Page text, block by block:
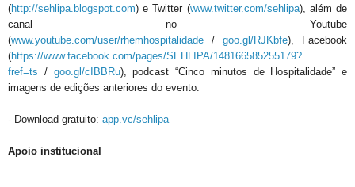
(http://sehlipa.blogspot.com) e Twitter (www.twitter.com/sehlipa), além de
canal no Youtube
(www.youtube.com/user/rhemhospitalidade / goo.gl/RJKbfe), Facebook
(https://www.facebook.com/pages/SEHLIPA/148166585255179?
fref=ts / goo.gl/cIBBRu), podcast “Cinco minutos de Hospitalidade” e
imagens de edições anteriores do evento.
- Download gratuito: app.vc/sehlipa
Apoio institucional